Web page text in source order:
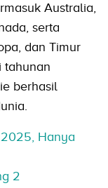
Australia,
serta
dan Timur
tahunan
berhasil
2025, Hanya
2